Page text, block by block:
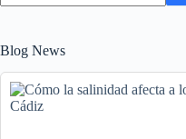
Blog News